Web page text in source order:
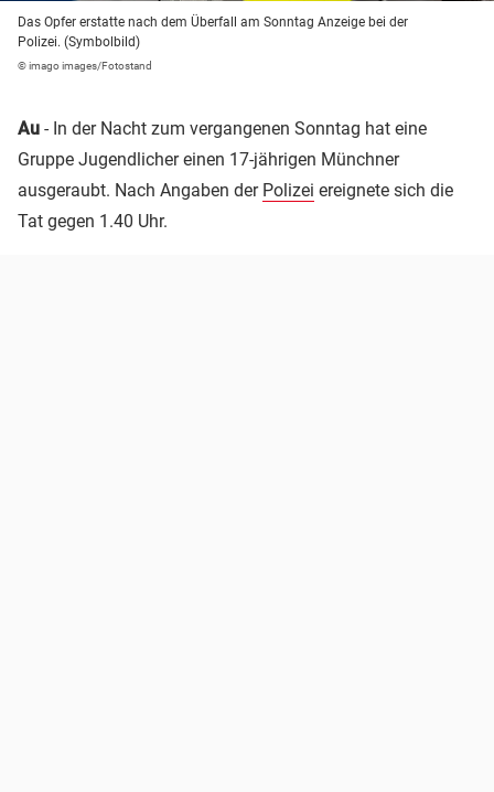
Das Opfer erstatte nach dem Überfall am Sonntag Anzeige bei der
Polizei. (Symbolbild)
© imago images/Fotostand
Au - In der Nacht zum vergangenen Sonntag hat eine
Gruppe Jugendlicher einen 17-jährigen Münchner
ausgeraubt. Nach Angaben der Polizei ereignete sich die
Tat gegen 1.40 Uhr.